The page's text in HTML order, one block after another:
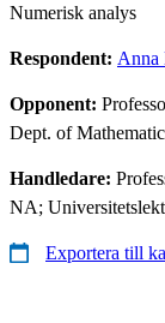
Numerisk analys
Respondent: Anna
Opponent:
Dept. of
Handledare:
NA;
Exportera till